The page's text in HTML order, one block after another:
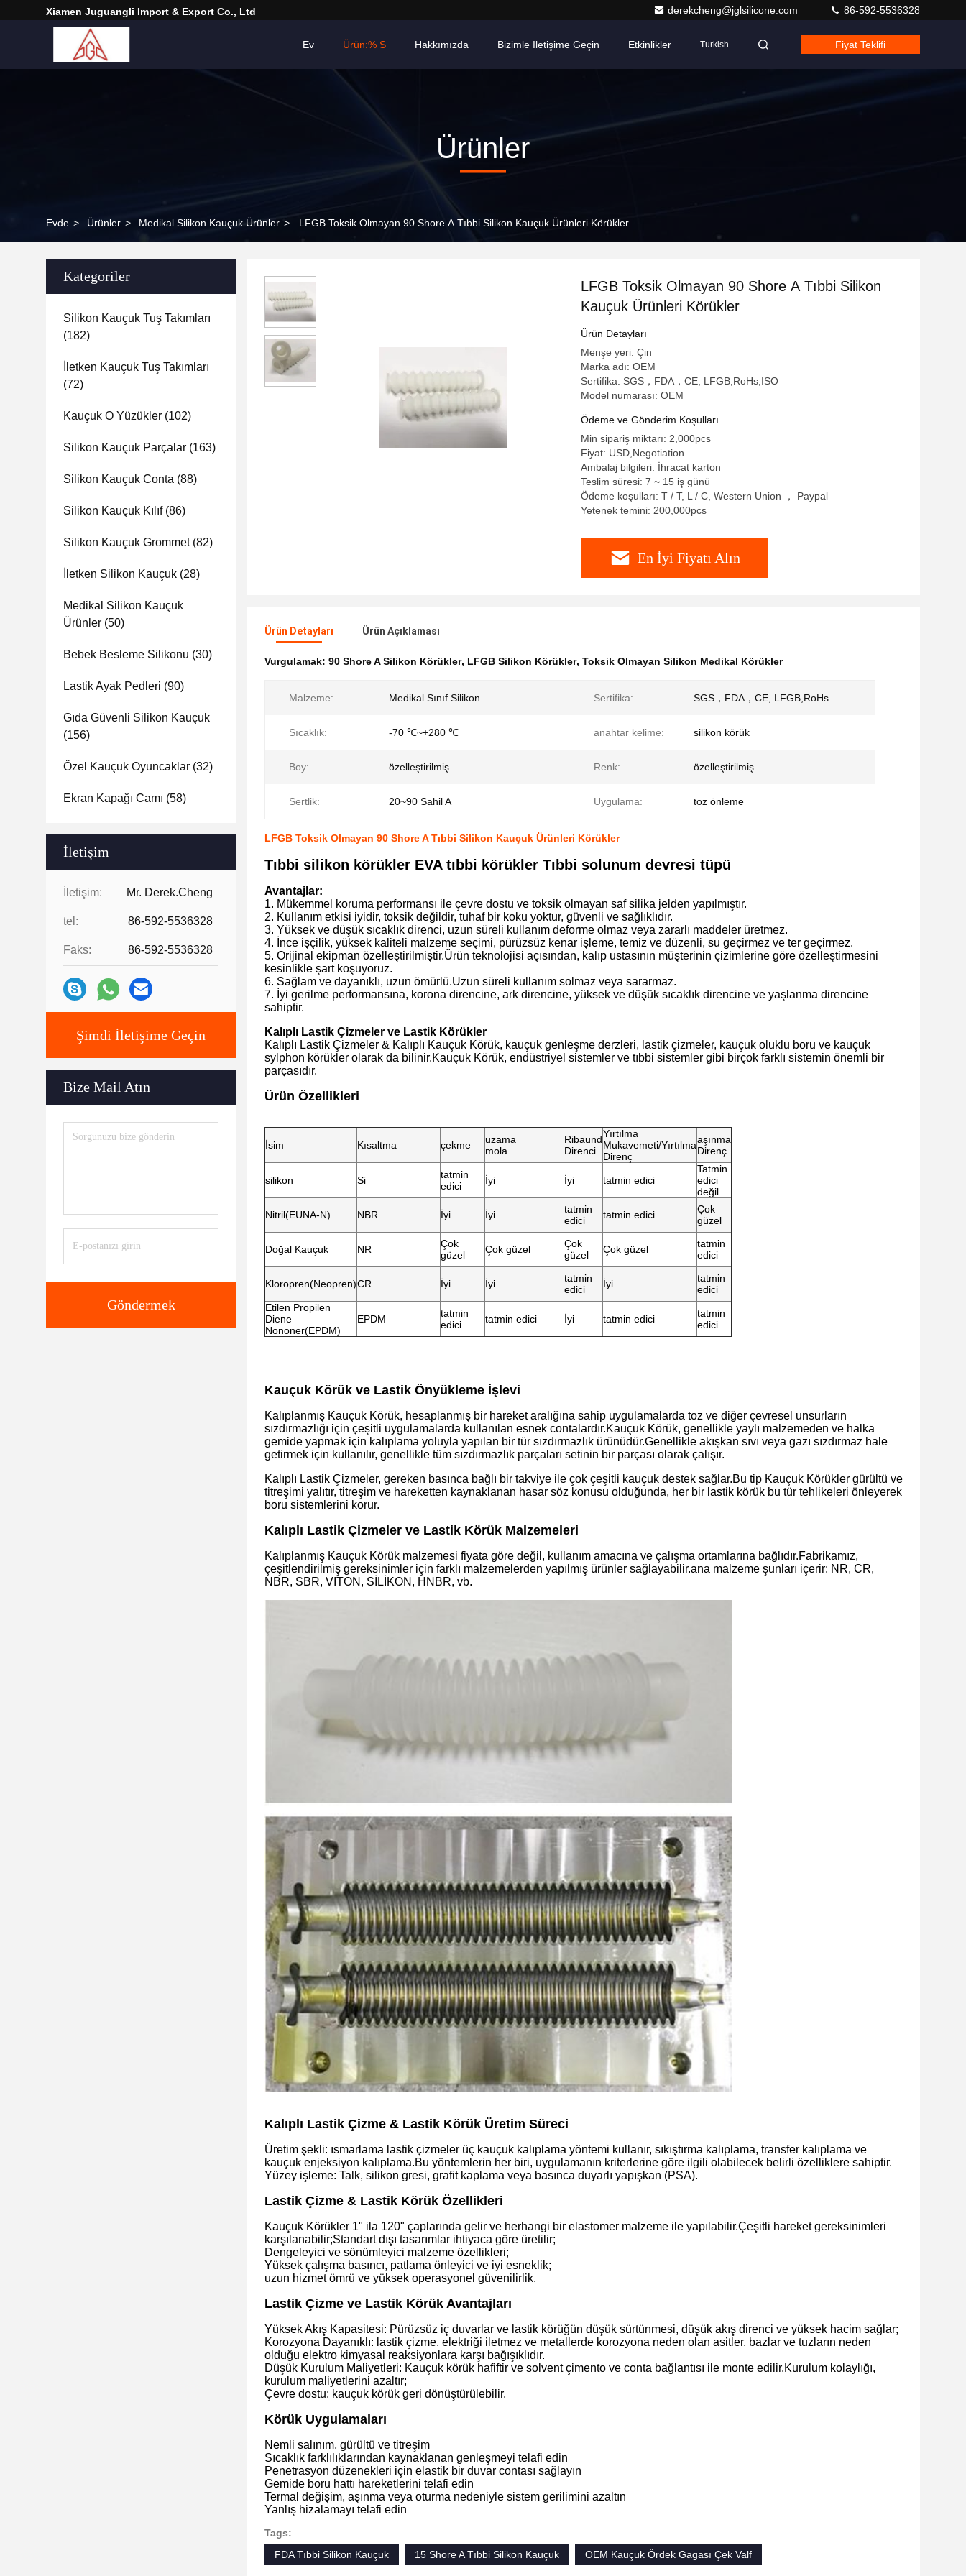
Xiamen Juguangli Import & Export Co., Ltd derekcheng@jglsilicone.com 86-592-5536328
Ev Ürün:% S Hakkımızda Bizimle Iletişime Geçin Etkinlikler Turkish Fiyat Teklifi
Ürünler
Evde > Ürünler > Medikal Silikon Kauçuk Ürünler > LFGB Toksik Olmayan 90 Shore A Tıbbi Silikon Kauçuk Ürünleri Körükler
Kategoriler
Silikon Kauçuk Tuş Takımları
(182)
İletken Kauçuk Tuş Takımları
(72)
Kauçuk O Yüzükler (102)
Silikon Kauçuk Parçalar (163)
Silikon Kauçuk Conta (88)
Silikon Kauçuk Kılıf(86)
Silikon Kauçuk Grommet(82)
İletken Silikon Kauçuk (28)
Medikal Silikon Kauçuk
Ürünler (50)
Bebek Besleme Silikonu (30)
Lastik Ayak Pedleri (90)
Gıda Güvenli Silikon Kauçuk
(156)
Özel Kauçuk Oyuncaklar (32)
Ekran Kapağı Camı (58)
İletişim
İletişim: Mr. Derek.Cheng
tel: 86-592-5536328
Faks: 86-592-5536328
Şimdi İletişime Geçin
Bize Mail Atın
Göndermek
LFGB Toksik Olmayan 90 Shore A Tıbbi Silikon
Kauçuk Ürünleri Körükler
Ürün Detayları
Menşe yeri: Çin
Marka adı: OEM
Sertifika: SGS，FDA，CE, LFGB,RoHs,ISO
Model numarası: OEM
Ödeme ve Gönderim Koşulları
Min sipariş miktarı: 2,000pcs
Fiyat: USD,Negotiation
Ambalaj bilgileri: İhracat karton
Teslim süresi: 7 ~ 15 iş günü
Ödeme koşulları: T / T, L / C, Western Union ， Paypal
Yetenek temini: 200,000pcs
En İyi Fiyatı Alın
Ürün Detayları Ürün Açıklaması
Vurgulamak: 90 Shore A Silikon Körükler, LFGB Silikon Körükler, Toksik Olmayan Silikon Medikal Körükler
Malzeme: Medikal Sınıf Silikon Sertifika: SGS，FDA，CE, LFGB,RoHs
Sıcaklık: -70 ℃~+280 ℃ anahtar kelime: silikon körük
Boy: özelleştirilmiş Renk: özelleştirilmiş
Sertlik: 20~90 Sahil A Uygulama: toz önleme
LFGB Toksik Olmayan 90 Shore A Tıbbi Silikon Kauçuk Ürünleri Körükler
Tıbbi silikon körükler EVA tıbbi körükler Tıbbi solunum devresi tüpü
Avantajlar:
1. Mükemmel koruma performansı ile çevre dostu ve toksik olmayan saf silika jelden yapılmıştır.
2. Kullanım etkisi iyidir, toksik değildir, tuhaf bir koku yoktur, güvenli ve sağlıklıdır.
3. Yüksek ve düşük sıcaklık direnci, uzun süreli kullanım deforme olmaz veya zararlı maddeler üretmez.
4. İnce işçilik, yüksek kaliteli malzeme seçimi, pürüzsüz kenar işleme, temiz ve düzenli, su geçirmez ve ter geçirmez.
5. Orijinal ekipman özelleştirilmiştir.Ürün teknolojisi açısından, kalıp ustasının müşterinin çizimlerine göre özelleştirmesini
kesinlikle şart koşuyoruz.
6. Sağlam ve dayanıklı, uzun ömürlü.Uzun süreli kullanım solmaz veya sararmaz.
7. İyi gerilme performansına, korona direncine, ark direncine, yüksek ve düşük sıcaklık direncine ve yaşlanma direncine
sahiptir.
Kalıplı Lastik Çizmeler ve Lastik Körükler
Kalıplı Lastik Çizmeler & Kalıplı Kauçuk Körük, kauçuk genleşme derzleri, lastik çizmeler, kauçuk oluklu boru ve kauçuk
sylphon körükler olarak da bilinir.Kauçuk Körük, endüstriyel sistemler ve tıbbi sistemler gibi birçok farklı sistemin önemli bir
parçasıdır.
Ürün Özellikleri
İsim Kısaltma çekme
uzama
mola
Ribaund
Direnci
Yırtılma
Mukavemeti/Yırtılma
Direnç
aşınma
Direnç
silikon Si
tatmin
edici
İyi İyi tatmin edici
Tatmin
edici
değil
Nitril(EUNA-N)
NBR İyi İyi
tatmin
edici
tatmin edici
Çok
güzel
Doğal Kauçuk NR
Çok
güzel
Çok güzel
Çok
güzel
Çok güzel
tatmin
edici
Kloropren(Neopren)CR İyi İyi
tatmin
edici
İyi
tatmin
edici
Etilen Propilen
Diene
Nononer(EPDM)
EPDM
tatmin
edici
tatmin edici İyi tatmin edici
tatmin
edici
Kauçuk Körük ve Lastik Önyükleme İşlevi
Kalıplanmış Kauçuk Körük, hesaplanmış bir hareket aralığına sahip uygulamalarda toz ve diğer çevresel unsurların
sızdırmazlığı için çeşitli uygulamalarda kullanılan esnek contalardır.Kauçuk Körük, genellikle yaylı malzemeden ve halka
gemide yapmak için kalıplama yoluyla yapılan bir tür sızdırmazlık ürünüdür.Genellikle akışkan sıvı veya gazı sızdırmaz hale
getirmek için kullanılır, genellikle tüm sızdırmazlık parçaları setinin bir parçası olarak çalışır.
Kalıplı Lastik Çizmeler, gereken basınca bağlı bir takviye ile çok çeşitli kauçuk destek sağlar.Bu tip Kauçuk Körükler gürültü ve
titreşimi yalıtır, titreşim ve hareketten kaynaklanan hasar söz konusu olduğunda, her bir lastik körük bu tür tehlikeleri önleyerek
boru sistemlerini korur.
Kalıplı Lastik Çizmeler ve Lastik Körük Malzemeleri
Kalıplanmış Kauçuk Körük malzemesi fiyata göre değil, kullanım amacına ve çalışma ortamlarına bağlıdır.Fabrikamız,
çeşitlendirilmiş gereksinimler için farklı malzemelerden yapılmış ürünler sağlayabilir.ana malzeme şunları içerir: NR, CR,
NBR, SBR, VITON, SİLİKON, HNBR, vb.
Kalıplı Lastik Çizme & Lastik Körük Üretim Süreci
Üretim şekli: ısmarlama lastik çizmeler üç kauçuk kalıplama yöntemi kullanır, sıkıştırma kalıplama, transfer kalıplama ve
kauçuk enjeksiyon kalıplama.Bu yöntemlerin her biri, uygulamanın kriterlerine göre ilgili olabilecek belirli özelliklere sahiptir.
Yüzey işleme: Talk, silikon gresi, grafit kaplama veya basınca duyarlı yapışkan (PSA).
Lastik Çizme & Lastik Körük Özellikleri
Kauçuk Körükler 1" ila 120" çaplarında gelir ve herhangi bir elastomer malzeme ile yapılabilir.Çeşitli hareket gereksinimleri
karşılanabilir;Standart dışı tasarımlar ihtiyaca göre üretilir;
Dengeleyici ve sönümleyici malzeme özellikleri;
Yüksek çalışma basıncı, patlama önleyici ve iyi esneklik;
uzun hizmet ömrü ve yüksek operasyonel güvenilirlik.
Lastik Çizme ve Lastik Körük Avantajları
Yüksek Akış Kapasitesi: Pürüzsüz iç duvarlar ve lastik körüğün düşük sürtünmesi, düşük akış direnci ve yüksek hacim sağlar;
Korozyona Dayanıklı: lastik çizme, elektriği iletmez ve metallerde korozyona neden olan asitler, bazlar ve tuzların neden
olduğu elektro kimyasal reaksiyonlara karşı bağışıklıdır.
Düşük Kurulum Maliyetleri: Kauçuk körük hafiftir ve solvent çimento ve conta bağlantısı ile monte edilir.Kurulum kolaylığı,
kurulum maliyetlerini azaltır;
Çevre dostu: kauçuk körük geri dönüştürülebilir.
Körük Uygulamaları
Nemli salınım, gürültü ve titreşim
Sıcaklık farklılıklarından kaynaklanan genleşmeyi telafi edin
Penetrasyon düzenekleri için elastik bir duvar contası sağlayın
Gemide boru hattı hareketlerini telafi edin
Termal değişim, aşınma veya oturma nedeniyle sistem gerilimini azaltın
Yanlış hizalamayı telafi edin
Tags:
FDA Tıbbi Silikon Kauçuk
15 Shore A Tıbbi Silikon Kauçuk OEM Kauçuk Ördek Gagası Çek Valf